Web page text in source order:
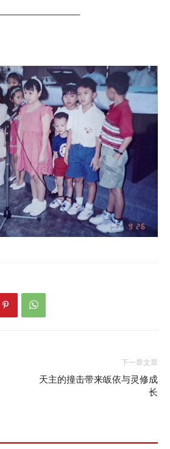
下一章文章
天主的撞击带来皈依与灵修成
长